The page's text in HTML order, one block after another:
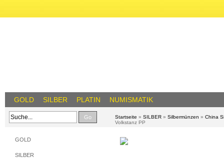
GOLD SILBER PLATIN NUMISMATIK
Go Startseite » SILBER » Silbermünzen » China
Volkstanz PP
GOLD
SILBER